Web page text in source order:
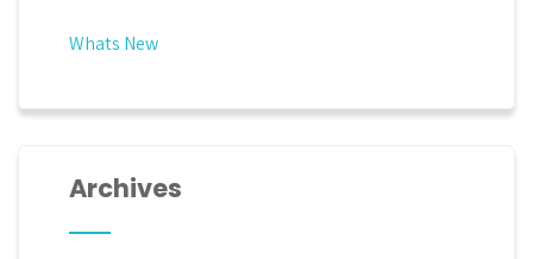
Whats New
Archives